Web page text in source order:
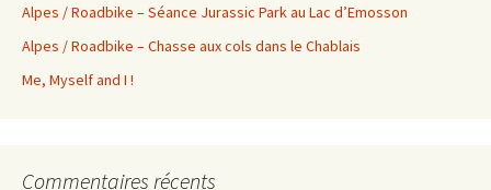
Alpes / Roadbike – Séance Jurassic Park au Lac d’Emosson
Alpes / Roadbike – Chasse aux cols dans le Chablais
Me, Myself and I !
Commentaires récents